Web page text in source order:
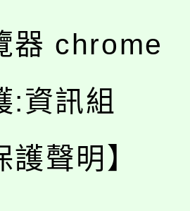
器 chrome
:資訊組
護聲明】